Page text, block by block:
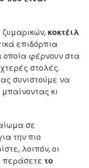
κοκτέιλ
επιδόρπια
οποία φέρνουν στα
στολές.
συνιστούμε να
κι
σε
την πιο
λοιπόν, οι
περάσετε το